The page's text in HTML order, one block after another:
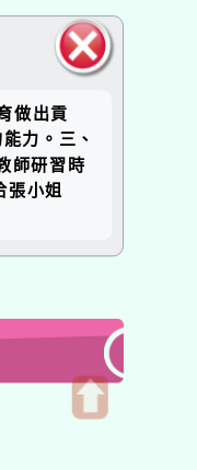
塊
做出貢
力。三、
師研習時
張小姐